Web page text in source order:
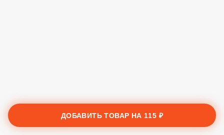
ДОБАВИТЬ ТОВАР НА 115 ₽